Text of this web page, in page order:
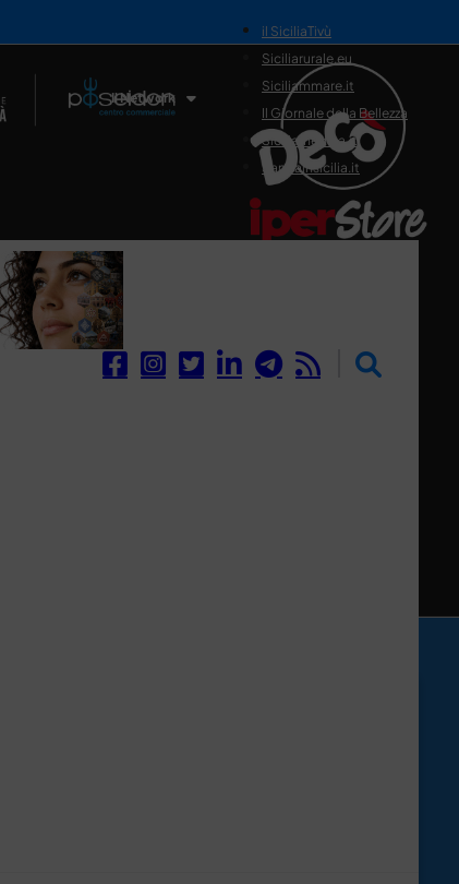
Il Network
il SiciliaTivù
Siciliarurale.eu
Siciliammare.it
Il Giornale della Bellezza
Siciliamedica.it
Sanitainsicilia.it